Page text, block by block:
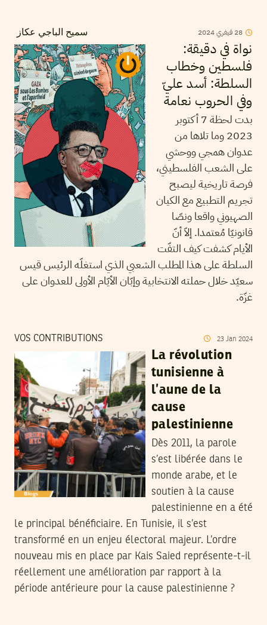
سميح الباجي عكاز 28 فيفري2024
نواة في دقيقة:
فلسطين وخطاب
السلطة: أسد عليّ
وفي الحروب نعامة
بدت لحظة 7 أكتوبر
2023 وما تلاها من
عدوان همجي ووحشي
على الشعب الفلسطيني،
فرصة تاريخية ليصبح
تجريم التطبيع مع الكيان
الصهيوني واقعا ونصّا
قانونيّا مُعتمدا. إلاّ أنّ
الأيام كشفت كيف التفّت
السلطة على هذا المطلب الشعبي الذي استغلّه الرئيس قيس
سعيّد خلال حملته الانتخابية وإبّان الأيّام الأولى للعدوان على
غزّة.
VOS CONTRIBUTIONS 23 Jan 2024
La révolution
tunisienne à
l’aune de la
cause
palestinienne
Dès 2011, la parole
s’est libérée dans le
monde arabe, et le
soutien à la cause
palestinienne en a été
le principal bénéficiaire. En Tunisie, il s’est
transformé en un enjeu électoral majeur. L’ordre
nouveau mis en place par Kais Saied représente-t-il
réellement une amélioration par rapport à la
période antérieure pour la cause palestinienne ?